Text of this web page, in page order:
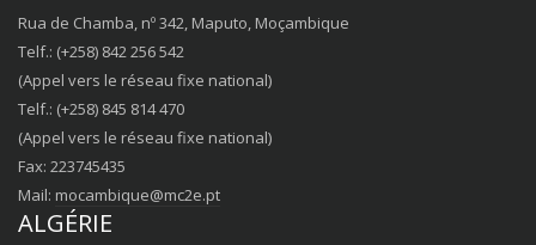
Rua de Chamba, nº 342, Maputo, Moçambique
Telf.: (+258) 842 256 542
(Appel vers le réseau fixe national)
Telf.: (+258) 845 814 470
(Appel vers le réseau fixe national)
Fax: 223745435
Mail: mocambique@mc2e.pt
ALGÉRIE